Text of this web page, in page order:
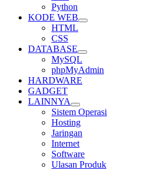
Python
KODE WEB
HTML
CSS
DATABASE
MySQL
phpMyAdmin
HARDWARE
GADGET
LAINNYA
Sistem Operasi
Hosting
Jaringan
Internet
Software
Ulasan Produk